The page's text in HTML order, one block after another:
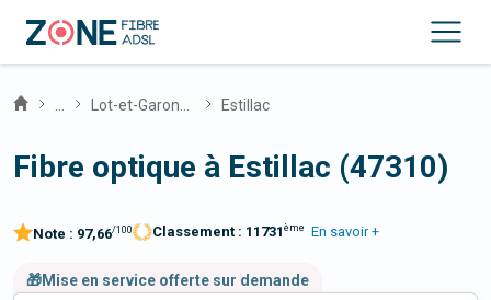
Estillac
Fibre optique à Estillac (47310)
Note : 97,66/100 Classement : 11731 ème En savoir +
🎁Mise en service offerte sur demande